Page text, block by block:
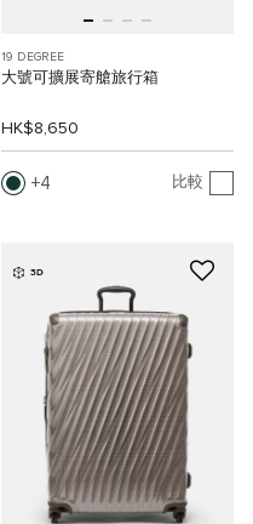
19 DEGREE
大號可擴展寄艙旅行箱
HK$8,650
4 比較
3D